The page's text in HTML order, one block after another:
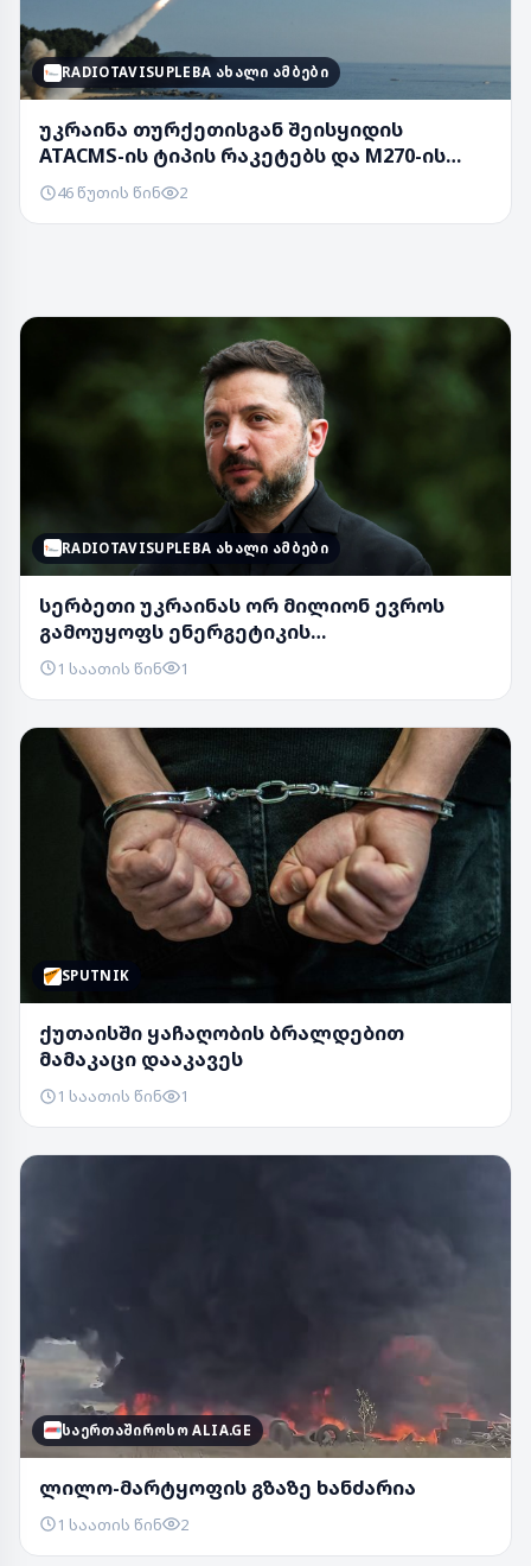
RADIOTAVISUPLEBA ᲐᲮᲐᲚᲘ ᲐᲛᲑᲔᲑᲘ
უკრაინა თურქეთისგან შეისყიდის
ATACMS-ის ტიპის რაკეტებს და M270-ის
ტიპის გამშვებ ...
46 წუთის წინ 2
RADIOTAVISUPLEBA ᲐᲮᲐᲚᲘ ᲐᲛᲑᲔᲑᲘ
სერბეთი უკრაინას ორ მილიონ ევროს
გამოუყოფს ენერგეტიკის
დასახმარებლად
1 საათის წინ 1
SPUTNIK
ქუთაისში ყაჩაღობის ბრალდებით
მამაკაცი დააკავეს
1 საათის წინ 1
ᲡᲐᲔᲠᲗᲐᲨᲘᲠᲝᲡᲝ ALIA.GE
ლილო-მარტყოფის გზაზე ხანძარია
1 საათის წინ 2